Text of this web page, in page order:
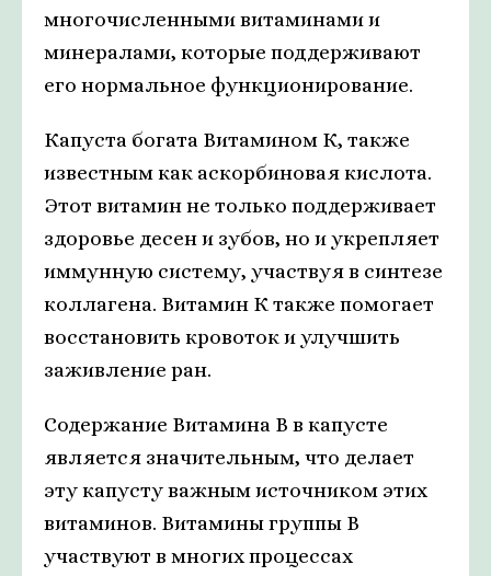
многочисленными витаминами и
минералами, которые поддерживают
его нормальное функционирование.
Капуста богата Витамином К, также
известным как аскорбиновая кислота.
Этот витамин не только поддерживает
здоровье десен и зубов, но и укрепляет
иммунную систему, участвуя в синтезе
коллагена. Витамин К также помогает
восстановить кровоток и улучшить
заживление ран.
Содержание Витамина В в капусте
является значительным, что делает
эту капусту важным источником этих
витаминов. Витамины группы В
участвуют в многих процессах